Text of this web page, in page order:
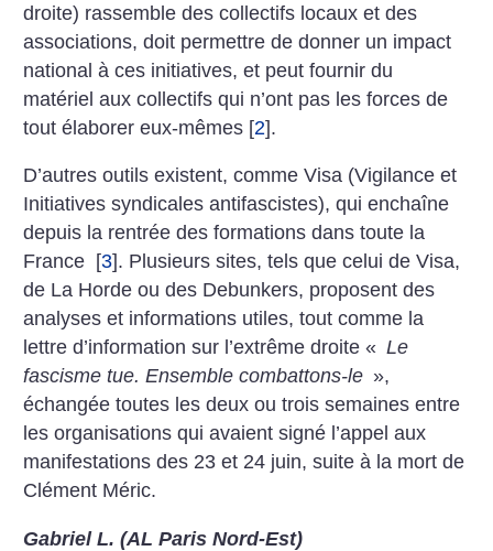
droite) rassemble des collectifs locaux et des
associations, doit permettre de donner un impact
national à ces initiatives, et peut fournir du
matériel aux collectifs qui n’ont pas les forces de
tout élaborer eux-mêmes [2].
D’autres outils existent, comme Visa (Vigilance et
Initiatives syndicales antifascistes), qui enchaîne
depuis la rentrée des formations dans toute la
France [3]. Plusieurs sites, tels que celui de Visa,
de La Horde ou des Debunkers, proposent des
analyses et informations utiles, tout comme la
lettre d’information sur l’extrême droite « Le
fascisme tue. Ensemble combattons-le »,
échangée toutes les deux ou trois semaines entre
les organisations qui avaient signé l’appel aux
manifestations des 23 et 24 juin, suite à la mort de
Clément Méric.
Gabriel L. (AL Paris Nord-Est)